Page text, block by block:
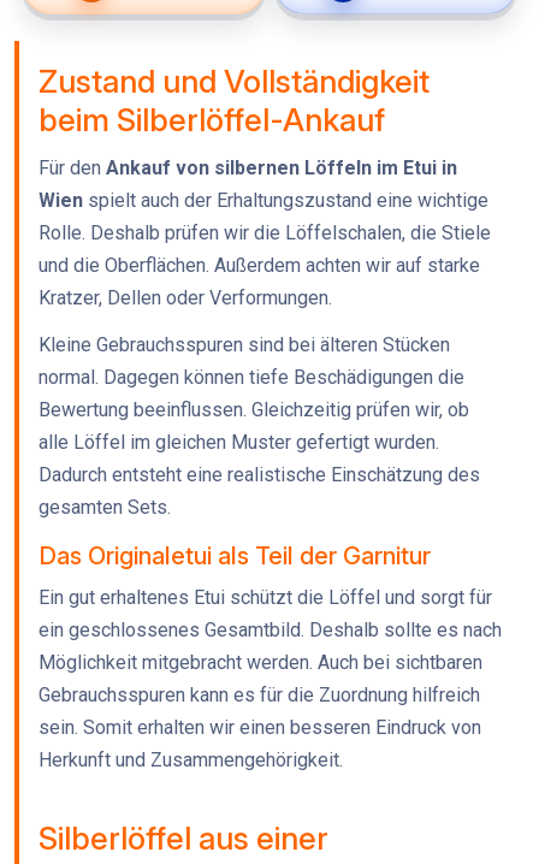
Zustand und Vollständigkeit
beim Silberlöffel-Ankauf
Für den Ankauf von silbernen Löffeln im Etui in
Wien spielt auch der Erhaltungszustand eine wichtige
Rolle. Deshalb prüfen wir die Löffelschalen, die Stiele
und die Oberflächen. Außerdem achten wir auf starke
Kratzer, Dellen oder Verformungen.
Kleine Gebrauchsspuren sind bei älteren Stücken
normal. Dagegen können tiefe Beschädigungen die
Bewertung beeinflussen. Gleichzeitig prüfen wir, ob
alle Löffel im gleichen Muster gefertigt wurden.
Dadurch entsteht eine realistische Einschätzung des
gesamten Sets.
Das Originaletui als Teil der Garnitur
Ein gut erhaltenes Etui schützt die Löffel und sorgt für
ein geschlossenes Gesamtbild. Deshalb sollte es nach
Möglichkeit mitgebracht werden. Auch bei sichtbaren
Gebrauchsspuren kann es für die Zuordnung hilfreich
sein. Somit erhalten wir einen besseren Eindruck von
Herkunft und Zusammengehörigkeit.
Silberlöffel aus einer